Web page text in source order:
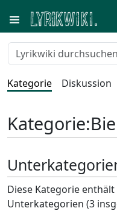
Kategorie Diskussion
Kategorie:
Diese Kategorie
Unterkategorien (3